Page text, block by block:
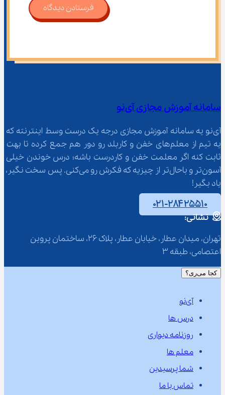
فرستادن دیدگاه
سامانه آموزش مجازی آی‌نو
آی‌نو یه سامانه آموزش مجازی درجه یک درست وسط اینترنته که
یه تیم از معلم‌‌های خفن و کاربلد رو دور هم جمع کرده تا بهت
ثابت کنه اگر معلمت خفن و کاردرست باشه؛ درس خوندن خیلی
آسون‌تر و باحال‌تر از چیزیه که فکرش رو می‌کنی. پس سخت نگیر،
یاد بگیر!
۰۲۱-۲۸۴۲۵۵۱۰
نشانی:
تهران، میدان عطار، خیابان عطار، پلاک 26، ساختمان پروین
اعتصامی، طبقه 3
کجا می‌ری؟
آی‌نو
درس ها
روزنامه دیواری
معلم ها
شما پرسیدین
تماس با ما